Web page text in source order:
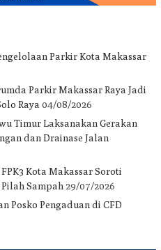
Parkir Kota Makassar
Parkir Makassar Raya Jadi
Raya 04/08/2026
Timur Laksanakan Gerakan
dan Drainase Jalan
Kota Makassar Soroti
Sampah 29/07/2026
Posko Pengaduan di CFD